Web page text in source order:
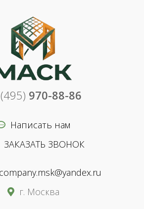
970-88-86
Написать нам
ЗАКАЗАТЬ ЗВОНОК
г. Москва